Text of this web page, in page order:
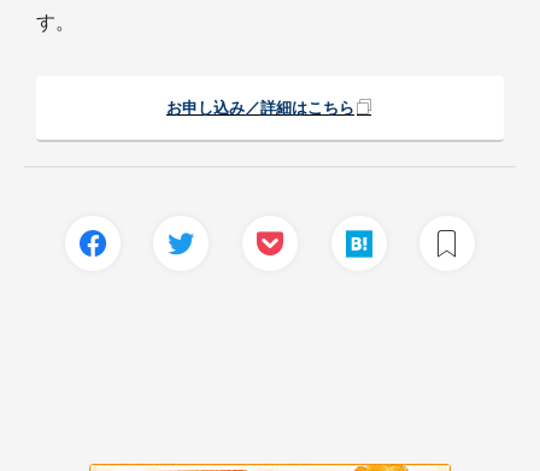
す。
お申し込み／詳細はこちら